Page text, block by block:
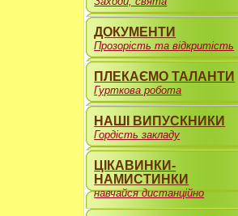
ДОКУМЕНТИ
Прозорість та відкритість
ПЛЕКАЄМО ТАЛАНТИ
Гурткова робота
НАШІ ВИПУСКНИКИ
Гордість закладу
ЦІКАВИНКИ-
НАМИСТИНКИ
навчайся дистанційно